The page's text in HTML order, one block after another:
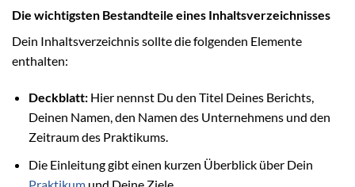
Die wichtigsten Bestandteile eines Inhaltsverzeichnisses
Dein Inhaltsverzeichnis sollte die folgenden Elemente
enthalten:
Deckblatt:Hier nennst Du den Titel Deines Berichts,
Deinen Namen, den Namen des Unternehmens und den
Zeitraum des Praktikums.
Die Einleitung gibt einen kurzen Überblick über Dein
Praktikumund Deine Ziele.